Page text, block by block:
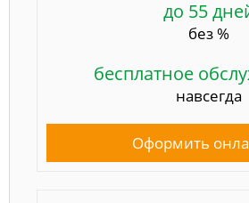
до 55
без %
бесплатное
навсегда
Оформить